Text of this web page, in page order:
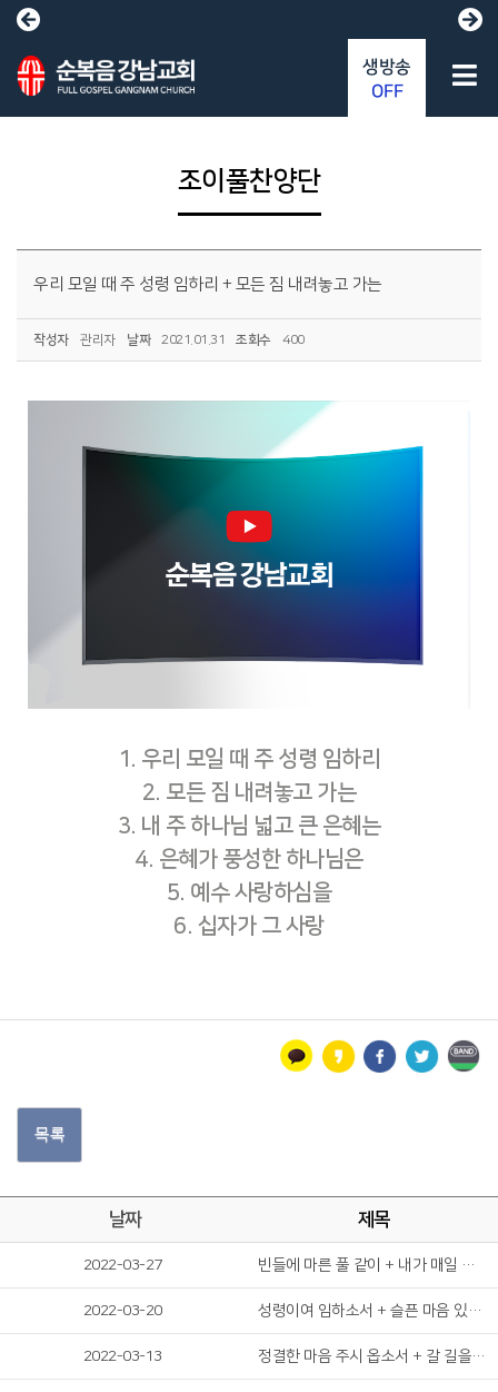
조이풀찬양단
우리 모일 때 주 성령 임하리 + 모든 짐 내려놓고 가는
작성자 관리자 날짜 2021.01.31 조회수 400
1. 우리 모일 때 주 성령 임하리
2. 모든 짐 내려놓고 가는
3. 내 주 하나님 넓고 큰 은혜는
4. 은혜가 풍성한 하나님은
5. 예수 사랑하심을
6. 십자가 그 사랑
목록
날짜 제목
2022-03-27 빈들에 마른 풀 같이 + 내가 매일 기쁘게
2022-03-20 성령이여 임하소서 + 슬픈 마음 있는 사람
2022-03-13 정결한 마음 주시 옵소서 + 갈 길을 밝히 보이시니
생방송
OFF